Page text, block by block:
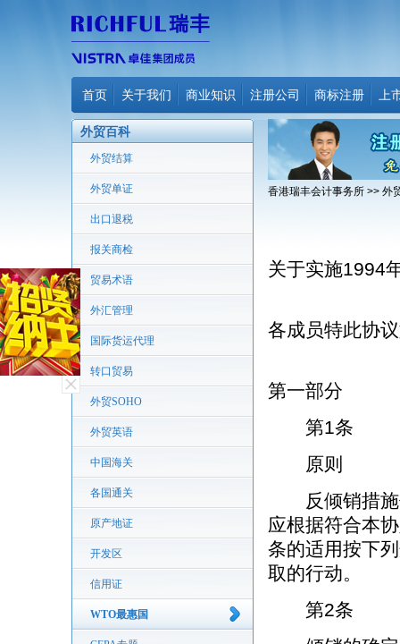
首页 关于我们 商业知识 注册公司 商标注册 上
外贸百科
外贸结算
外贸单证
出口退税
报关商检
贸易术语
外汇管理
国际货运代理
转口贸易
外贸SOHO
外贸英语
中国海关
各国通关
原产地证
开发区
信用证
WTO最惠国
香港瑞丰会计事务所 >> 外
关于实施1994
各成员特此协
第一部分
第1条
原则
反倾销措施
应根据符合本
条的适用按下
取的行动。
第2条